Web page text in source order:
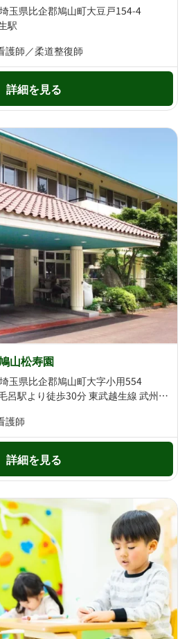
玉県比企郡鳩山町大豆戸154-4
駅
護師／柔道整復師
詳細を見る
山松寿園
玉県比企郡鳩山町大字小用554
東武越生線 東毛呂駅より徒歩30分 東武越生線 武州唐沢駅より徒歩30分
護師
詳細を見る